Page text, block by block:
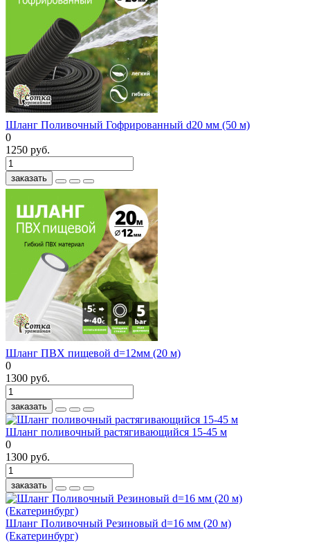
Шланг Поливочный Гофрированный d20 мм (50 м)
0
1250 руб.
заказать
Шланг ПВХ пищевой d=12мм (20 м)
0
1300 руб.
заказать
Шланг поливочный растягивающийся 15-45 м
0
1300 руб.
заказать
Шланг Поливочный Резиновый d=16 мм (20 м)
(Екатеринбург)